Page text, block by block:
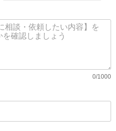
0/1000